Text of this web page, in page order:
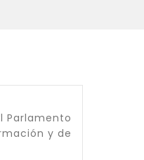
Parlamento
y de